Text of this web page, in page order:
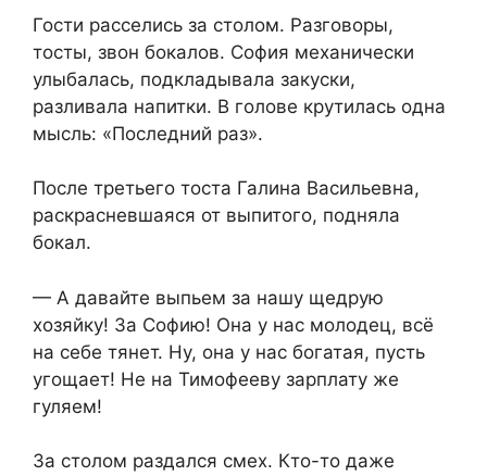
Гости расселись за столом. Разговоры,
тосты, звон бокалов. София механически
улыбалась, подкладывала закуски,
разливала напитки. В голове крутилась одна
мысль: «Последний раз».
После третьего тоста Галина Васильевна,
раскрасневшаяся от выпитого, подняла
бокал.
— А давайте выпьем за нашу щедрую
хозяйку! За Софию! Она у нас молодец, всё
на себе тянет. Ну, она у нас богатая, пусть
угощает! Не на Тимофееву зарплату же
гуляем!
За столом раздался смех. Кто-то даже